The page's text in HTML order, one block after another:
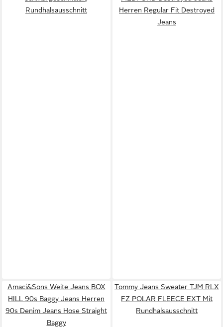
Rundhalsausschnitt
Herren Regular Fit Destroyed
Jeans
Amaci&Sons Weite Jeans BOX
HILL 90s Baggy Jeans Herren
90s Denim Jeans Hose Straight
Baggy
Tommy Jeans Sweater TJM RLX
FZ POLAR FLEECE EXT Mit
Rundhalsausschnitt